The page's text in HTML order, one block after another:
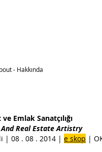
- Hakkında
Emlak Sanatçılığı​
Real Estate Artistry
| 08 . 08 . 2014 | e skop |